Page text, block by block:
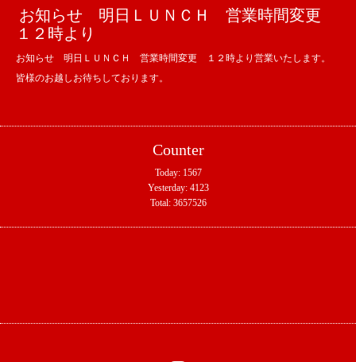
お知らせ 明日ＬＵＮＣＨ 営業時間変更
１２時より
お知らせ 明日ＬＵＮＣＨ 営業時間変更 １２時より営業いたします。
皆様のお越しお待ちしております。
Counter
Today: 1567
Yesterday: 4123
Total: 3657526